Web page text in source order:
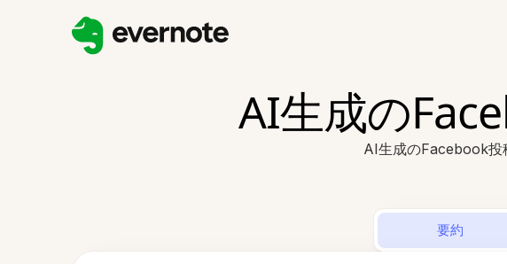
AI生成の
AI生成のFacebook投
要約